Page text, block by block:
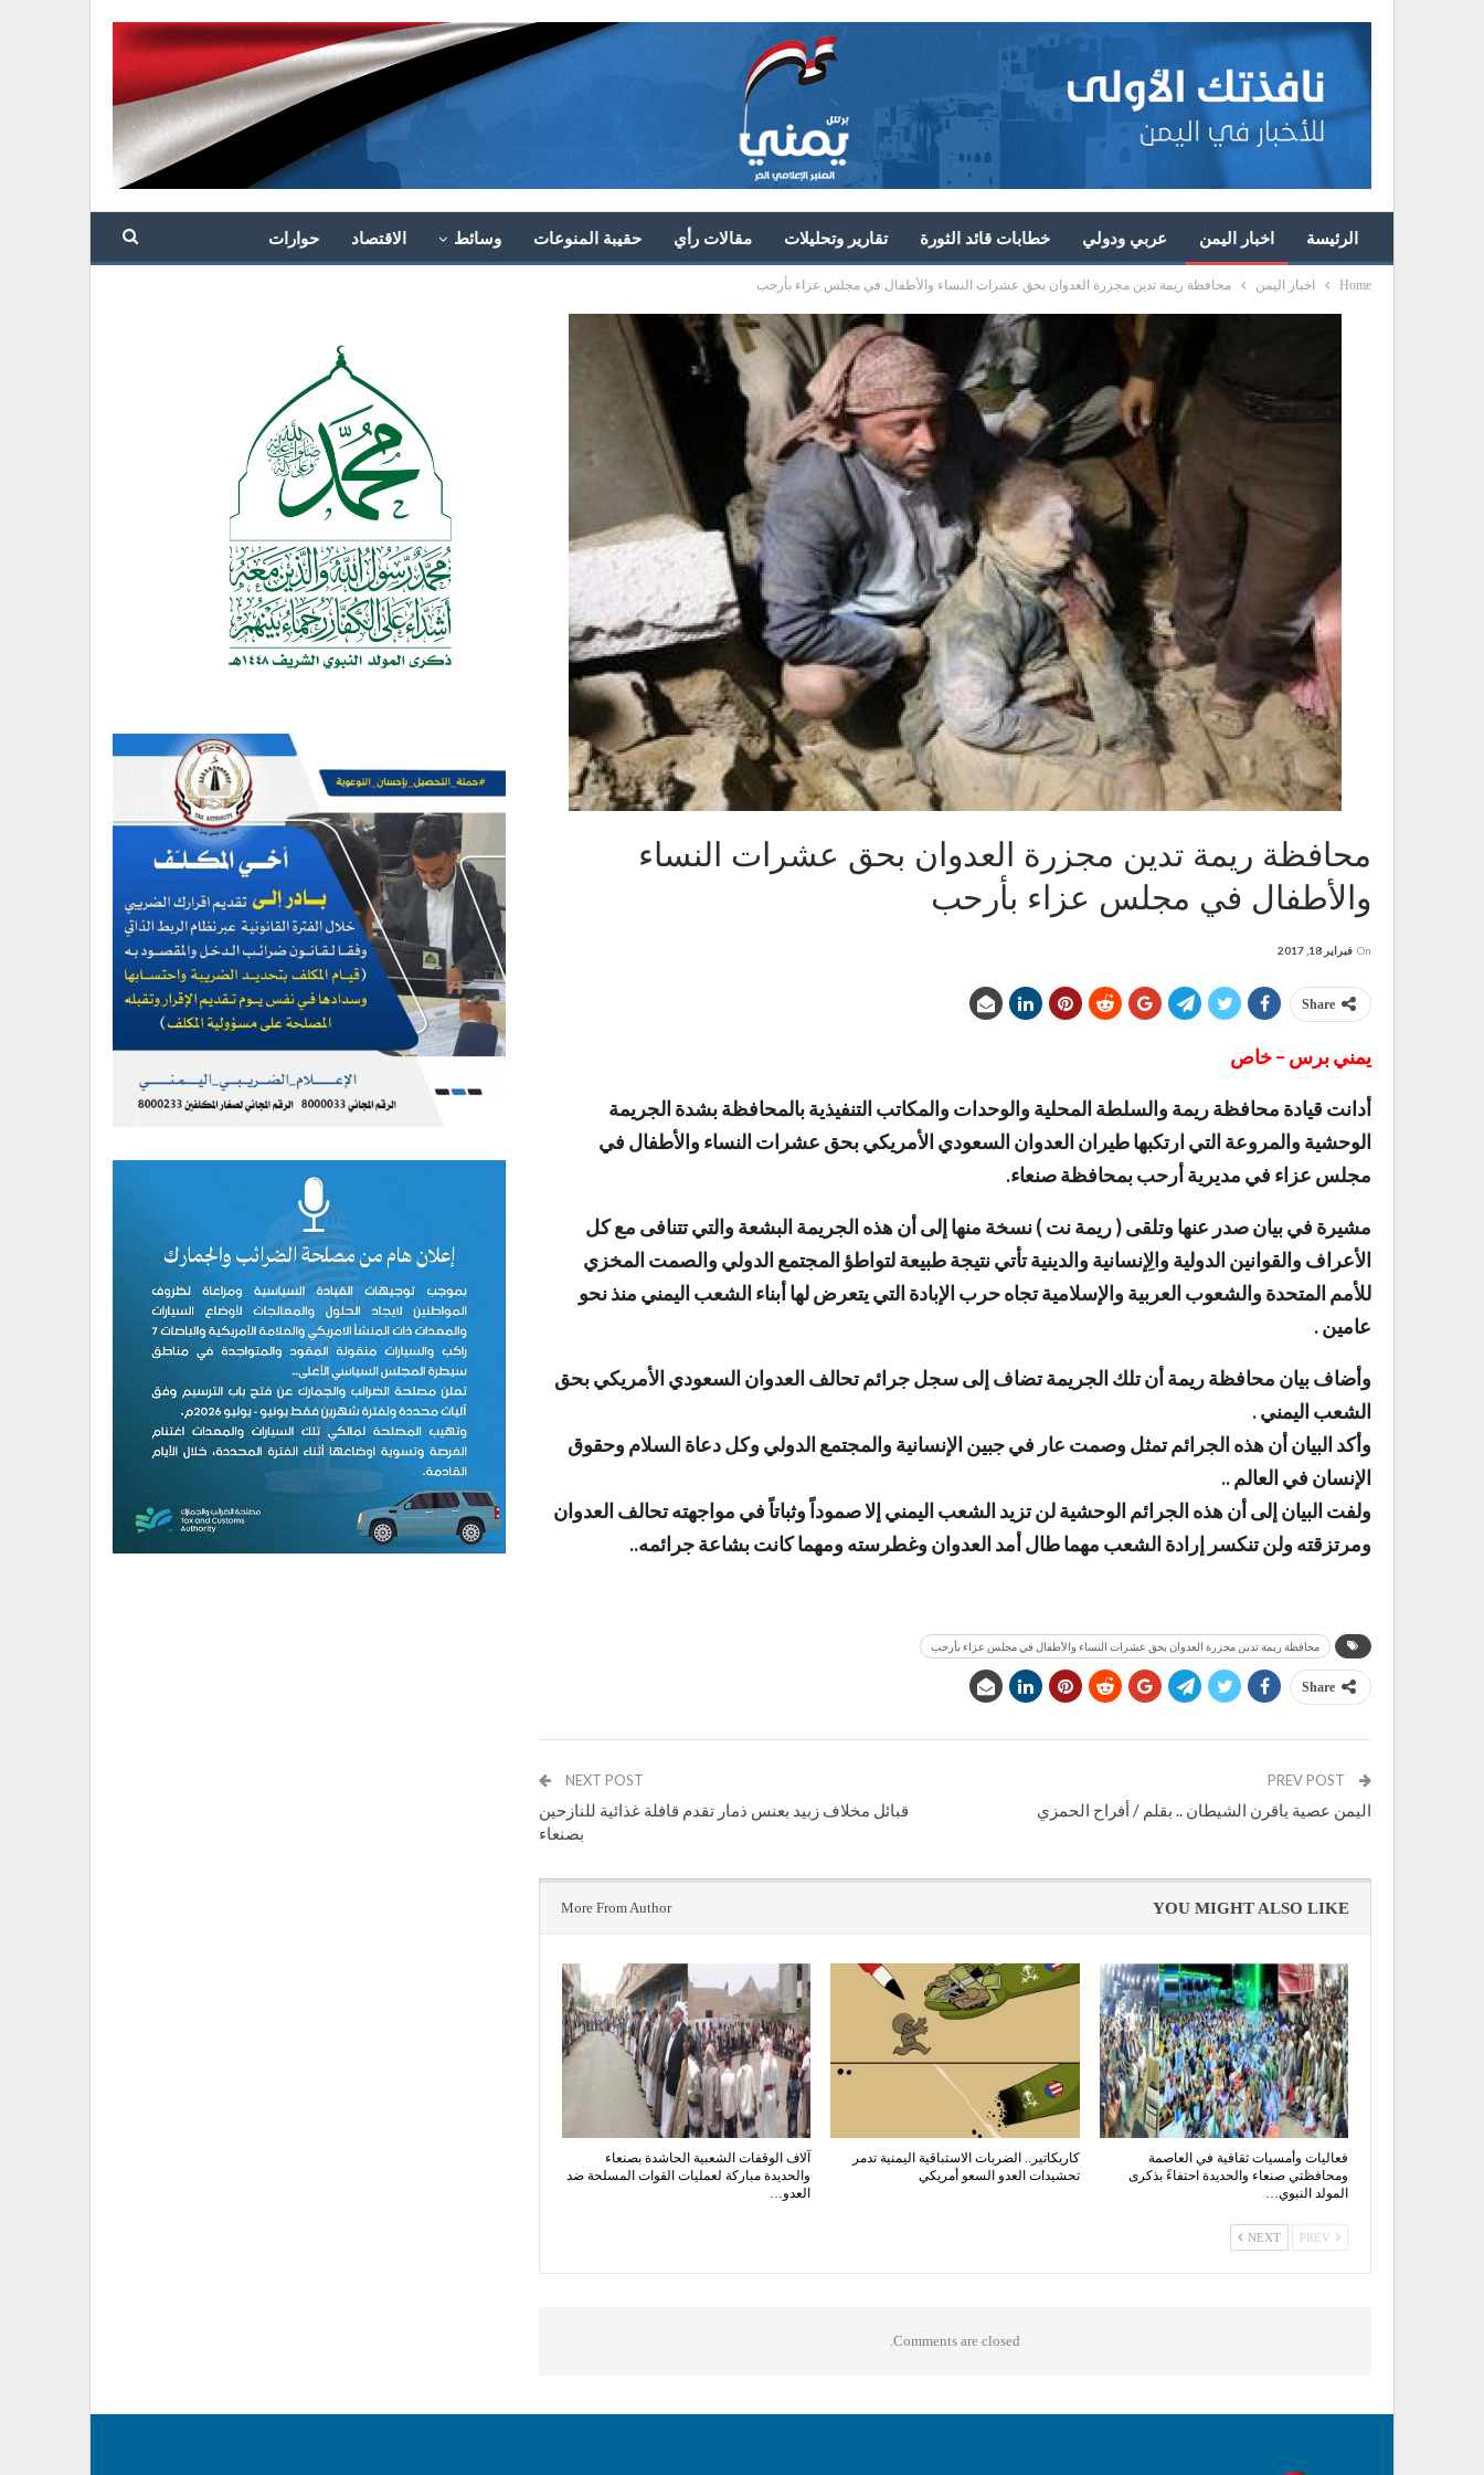
الرئيسة اخبار اليمن عربي ودولي خطابات قائد الثورة تقارير وتحليلات مقالات رأي حقيبة المنوعات وسائط الاقتصاد حوارات
Home اخبار اليمن محافظة ريمة تدين مجزرة العدوان بحق عشرات النساء والأطفال في مجلس عزاء بأرحب
محافظة ريمة تدين مجزرة العدوان بحق عشرات النساء
والأطفال في مجلس عزاء بأرحب
On فبراير 18, 2017
Share
يمني برس – خاص
أدانت قيادة محافظة ريمة والسلطة المحلية والوحدات والمكاتب التنفيذية بالمحافظة بشدة الجريمة
الوحشية والمروعة التي ارتكبها طيران العدوان السعودي الأمريكي بحق عشرات النساء والأطفال في
مجلس عزاء في مديرية أرحب بمحافظة صنعاء.
مشيرة في بيان صدر عنها وتلقى ( ريمة نت ) نسخة منها إلى أن هذه الجريمة البشعة والتي تتنافى مع كل
الأعراف والقوانين الدولية والِإنسانية والدينية تأتي نتيجة طبيعة لتواطؤ المجتمع الدولي والصمت المخزي
للأمم المتحدة والشعوب العربية والإسلامية تجاه حرب الإبادة التي يتعرض لها أبناء الشعب اليمني منذ نحو
عامين .
وأضاف بيان محافظة ريمة أن تلك الجريمة تضاف إلى سجل جرائم تحالف العدوان السعودي الأمريكي بحق
الشعب اليمني .
وأكد البيان أن هذه الجرائم تمثل وصمت عار في جبين الإنسانية والمجتمع الدولي وكل دعاة السلام وحقوق
الإنسان في العالم ..
ولفت البيان إلى أن هذه الجرائم الوحشية لن تزيد الشعب اليمني إلا صموداً وثباتاً في مواجهته تحالف العدوان
ومرتزقته ولن تنكسر إرادة الشعب مهما طال أمد العدوان وغطرسته ومهما كانت بشاعة جرائمه..
محافظة ريمة تدين مجزرة العدوان بحق عشرات النساء والأطفال في مجلس عزاء بأرحب
Share
اليمن عصية ياقرن الشيطان .. بقلم / أفراح الحمزي
NEXT POST
قبائل مخلاف زبيد بعنس ذمار تقدم قافلة غذائية للنازحين
بصنعاء
YOU MIGHT ALSO LIKE
More From Author
فعاليات وأمسيات ثقافية في العاصمة
ومحافظتي صنعاء والحديدة احتفاءً بذكرى
المولد النبوي…
كاريكاتير.. الضربات الاستباقية اليمنية تدمر
تحشيدات العدو السعو أمريكي
آلاف الوقفات الشعبية الحاشدة بصنعاء
والحديدة مباركة لعمليات القوات المسلحة ضد
العدو…
NEXT
Comments are closed.